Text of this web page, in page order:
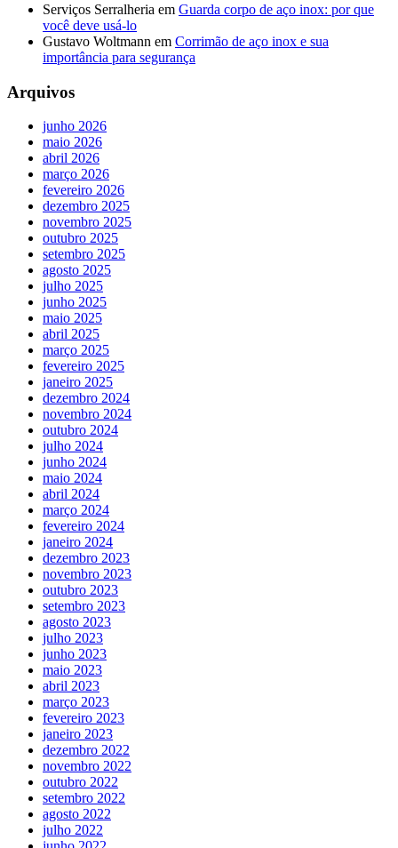
Serviços Serralheria em Guarda corpo de aço inox: por que
você deve usá-lo
Gustavo Woltmann em Corrimão de aço inox e sua
importância para segurança
Arquivos
junho 2026
maio 2026
abril 2026
março 2026
fevereiro 2026
dezembro 2025
novembro 2025
outubro 2025
setembro 2025
agosto 2025
julho 2025
junho 2025
maio 2025
abril 2025
março 2025
fevereiro 2025
janeiro 2025
dezembro 2024
novembro 2024
outubro 2024
julho 2024
junho 2024
maio 2024
abril 2024
março 2024
fevereiro 2024
janeiro 2024
dezembro 2023
novembro 2023
outubro 2023
setembro 2023
agosto 2023
julho 2023
junho 2023
maio 2023
abril 2023
março 2023
fevereiro 2023
janeiro 2023
dezembro 2022
novembro 2022
outubro 2022
setembro 2022
agosto 2022
julho 2022